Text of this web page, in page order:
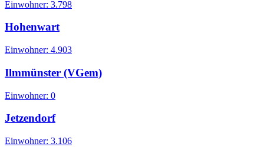
Einwohner: 3.798
Hohenwart
Einwohner: 4.903
Ilmmünster (VGem)
Einwohner: 0
Jetzendorf
Einwohner: 3.106